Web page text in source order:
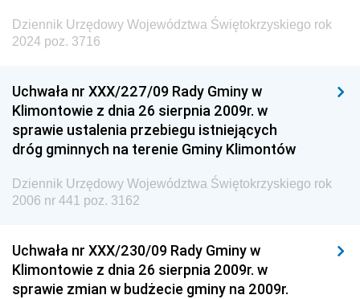
Dziennik Urzędowy Województwa Świętokrzyskiego rok
2024 poz. 3716
Uchwała nr XXX/227/09 Rady Gminy w
Klimontowie z dnia 26 sierpnia 2009r. w
sprawie ustalenia przebiegu istniejących
dróg gminnych na terenie Gminy Klimontów
Dziennik Urzędowy Województwa Świętokrzyskiego rok
2006 nr 441 poz. 3162
Uchwała nr XXX/230/09 Rady Gminy w
Klimontowie z dnia 26 sierpnia 2009r. w
sprawie zmian w budżecie gminy na 2009r.